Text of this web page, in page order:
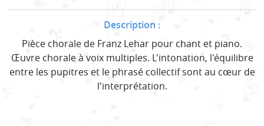
Description :
Pièce chorale de Franz Lehar pour chant et piano.
Œuvre chorale à voix multiples. L'intonation, l'équilibre
entre les pupitres et le phrasé collectif sont au cœur de
l'interprétation.